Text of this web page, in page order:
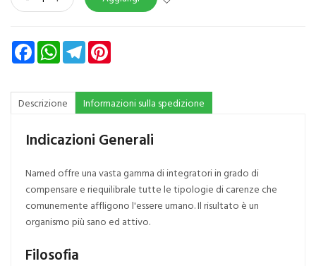
FacebookWhatsAppTelegram
Descrizione Informazioni sulla spedizione
Indicazioni Generali
Named offre una vasta gamma di integratori in grado di
compensare e riequilibrale tutte le tipologie di carenze che
comunemente affligono l'essere umano. Il risultato è un
organismo più sano ed attivo.
Filosofia